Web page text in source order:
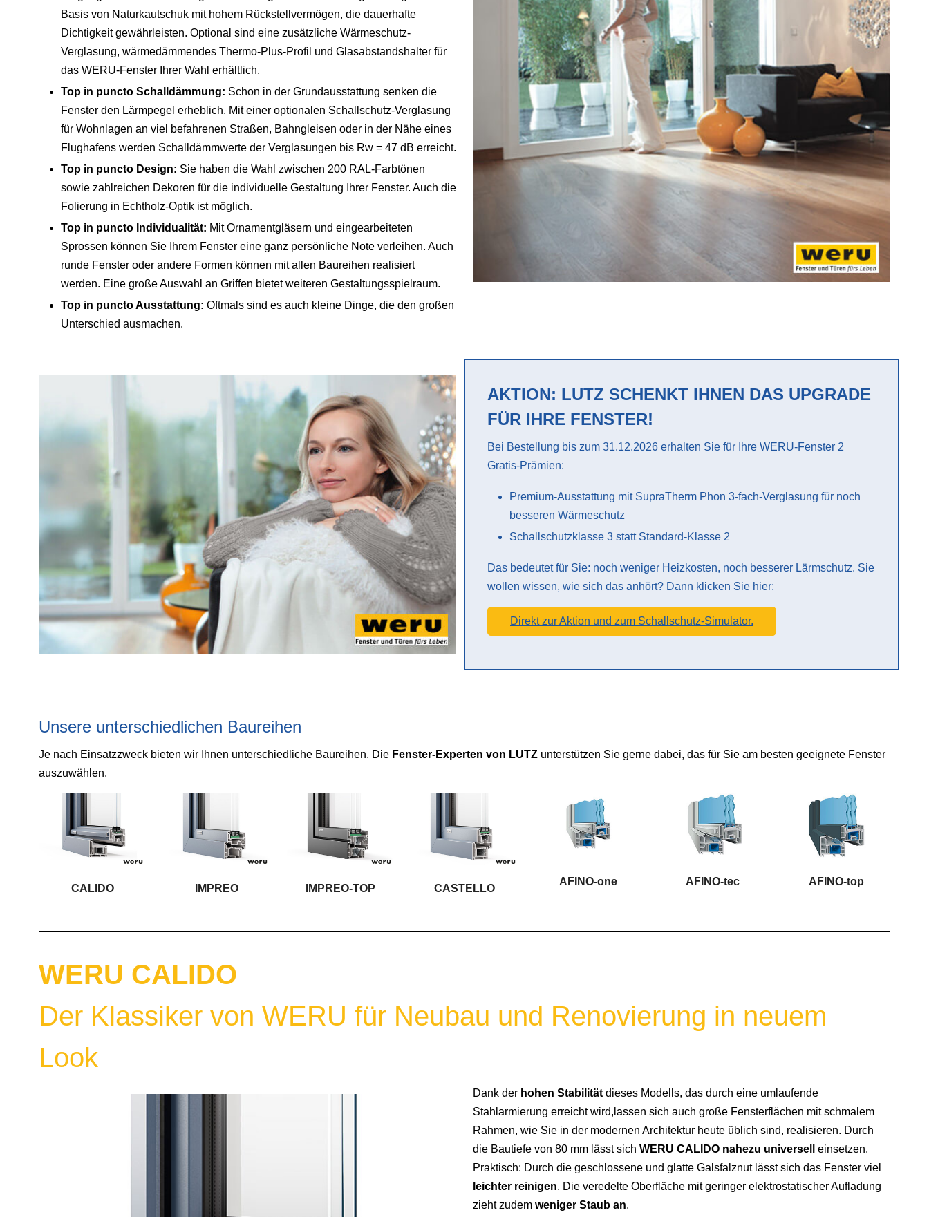
Basis von Naturkautschuk mit hohem Rückstellvermögen, die dauerhafte
Dichtigkeit gewährleisten. Optional sind eine zusätzliche Wärmeschutz-
Verglasung, wärmedämmendes Thermo-Plus-Profil und Glasabstandshalter für
das WERU-Fenster Ihrer Wahl erhältlich.
Top in puncto Schalldämmung: Schon in der Grundausstattung senken die
Fenster den Lärmpegel erheblich. Mit einer optionalen Schallschutz-Verglasung
für Wohnlagen an viel befahrenen Straßen, Bahngleisen oder in der Nähe eines
Flughafens werden Schalldämmwerte der Verglasungen bis Rw = 47 dB erreicht.
Top in puncto Design: Sie haben die Wahl zwischen 200 RAL-Farbtönen
sowie zahlreichen Dekoren für die individuelle Gestaltung Ihrer Fenster. Auch die
Folierung in Echtholz-Optik ist möglich.
Top in puncto Individualität: Mit Ornamentgläsern und eingearbeiteten
Sprossen können Sie Ihrem Fenster eine ganz persönliche Note verleihen. Auch
runde Fenster oder andere Formen können mit allen Baureihen realisiert
werden. Eine große Auswahl an Griffen bietet weiteren Gestaltungsspielraum.
Top in puncto Ausstattung: Oftmals sind es auch kleine Dinge, die den großen
Unterschied ausmachen.
AKTION: LUTZ SCHENKT IHNEN DAS UPGRADE
FÜR IHRE FENSTER!
Bei Bestellung bis zum 31.12.2026 erhalten Sie für Ihre WERU-Fenster 2
Gratis-Prämien:
Premium-Ausstattung mit SupraTherm Phon 3-fach-Verglasung für noch
besseren Wärmeschutz
Schallschutzklasse 3 statt Standard-Klasse 2
Das bedeutet für Sie: noch weniger Heizkosten, noch besserer Lärmschutz. Sie
wollen wissen, wie sich das anhört? Dann klicken Sie hier:
Direkt zur Aktion und zum Schallschutz-Simulator.
Unsere unterschiedlichen Baureihen
Je nach Einsatzzweck bieten wir Ihnen unterschiedliche Baureihen. Die Fenster-Experten von LUTZ unterstützen Sie gerne dabei, das für Sie am besten geeignete Fenster
auszuwählen.
CALIDO IMPREO IMPREO-TOP CASTELLO
AFINO-one AFINO-tec AFINO-top
WERU CALIDO
Der Klassiker von WERU für Neubau und Renovierung in neuem
Look
Dank der hohen Stabilität dieses Modells, das durch eine umlaufende
Stahlarmierung erreicht wird,lassen sich auch große Fensterflächen mit schmalem
Rahmen, wie Sie in der modernen Architektur heute üblich sind, realisieren. Durch
die Bautiefe von 80 mm lässt sich WERU CALIDO nahezu universell
einsetzen.
Praktisch: Durch die geschlossene und glatte Galsfalznut lässt sich das Fenster viel
leichter reinigen. Die veredelte Oberfläche mit geringer elektrostatischer Aufladung
zieht zudem weniger Staub an.